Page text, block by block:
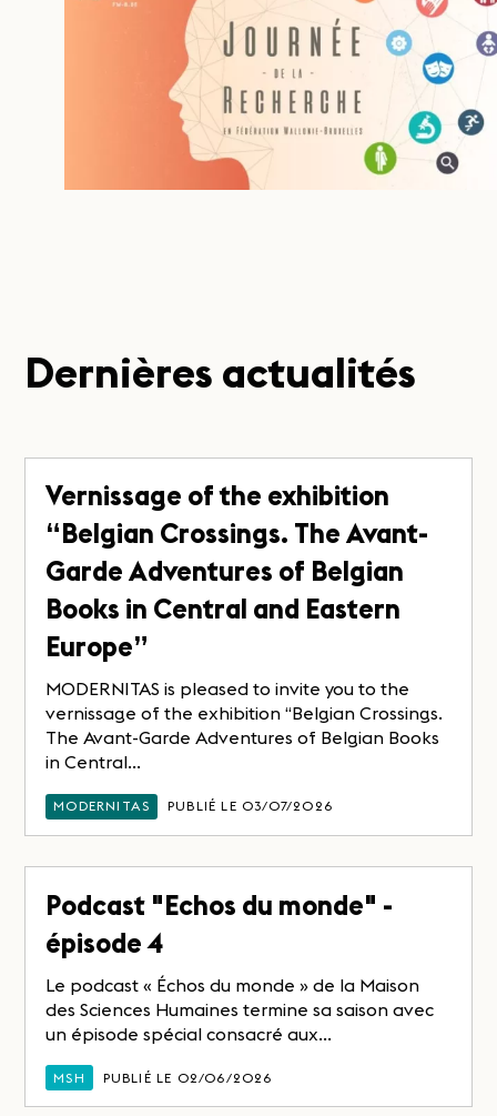
Dernières actualités
Vernissage of the exhibition
“Belgian Crossings. The Avant-
Garde Adventures of Belgian
Books in Central and Eastern
Europe”
MODERNITAS is pleased to invite you to the
vernissage of the exhibition “Belgian Crossings.
The Avant-Garde Adventures of Belgian Books
in Central...
MODERNITAS PUBLIÉ LE 03/07/2026
Podcast "Echos du monde" -
épisode 4
Le podcast « Échos du monde » de la Maison
des Sciences Humaines termine sa saison avec
un épisode spécial consacré aux...
MSH PUBLIÉ LE 02/06/2026